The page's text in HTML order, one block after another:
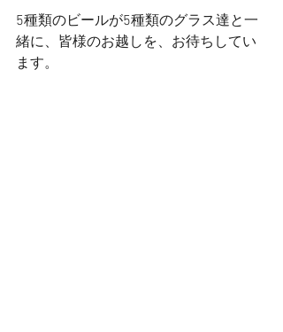
5種類のビールが5種類のグラス達と一
緒に、皆様のお越しを、お待ちしてい
ます。